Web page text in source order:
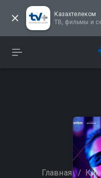
Казахтелеком
ТВ, фильмы и
Главная /